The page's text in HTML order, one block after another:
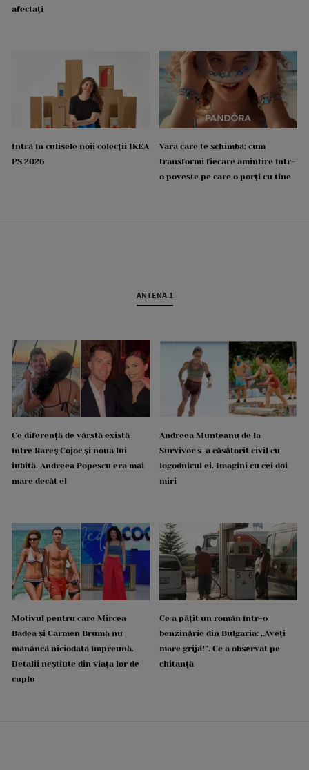
afectați
Intră în culisele noii colecții IKEA
PS 2026
Vara care te schimbă: cum
transformi fiecare amintire într-
o poveste pe care o porți cu tine
ANTENA 1
Ce diferență de vârstă există
între Rareș Cojoc și noua lui
iubită. Andreea Popescu era mai
mare decât el
Andreea Munteanu de la
Survivor s-a căsătorit civil cu
logodnicul ei. Imagini cu cei doi
miri
Motivul pentru care Mircea
Badea și Carmen Brumă nu
mănâncă niciodată împreună.
Detalii neștiute din viața lor de
cuplu
Ce a pățit un român într-o
benzinărie din Bulgaria: „Aveți
mare grijă!”. Ce a observat pe
chitanță